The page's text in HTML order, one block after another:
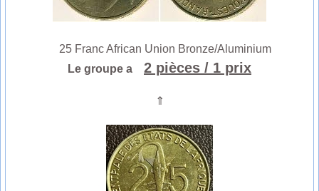
25 Franc African Union Bronze/Aluminium
Le groupe a
2 pièces / 1 prix
⇑